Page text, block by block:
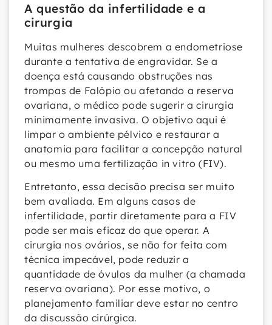
A questão da infertilidade e a
cirurgia
Muitas mulheres descobrem a endometriose
durante a tentativa de engravidar. Se a
doença está causando obstruções nas
trompas de Falópio ou afetando a reserva
ovariana, o médico pode sugerir a cirurgia
minimamente invasiva. O objetivo aqui é
limpar o ambiente pélvico e restaurar a
anatomia para facilitar a concepção natural
ou mesmo uma fertilização in vitro (FIV).
Entretanto, essa decisão precisa ser muito
bem avaliada. Em alguns casos de
infertilidade, partir diretamente para a FIV
pode ser mais eficaz do que operar. A
cirurgia nos ovários, se não for feita com
técnica impecável, pode reduzir a
quantidade de óvulos da mulher (a chamada
reserva ovariana). Por esse motivo, o
planejamento familiar deve estar no centro
da discussão cirúrgica.